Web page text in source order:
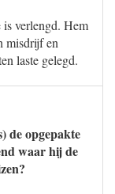
verlengd. Hem
misdrijf en
laste gelegd.
de opgepakte
waar hij de